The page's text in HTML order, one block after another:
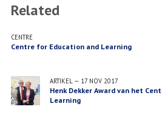
Related
CENTRE
Centre for Education and Learning
ARTIKEL— 17 NOV 2017
Henk Dekker Award van het
Learning